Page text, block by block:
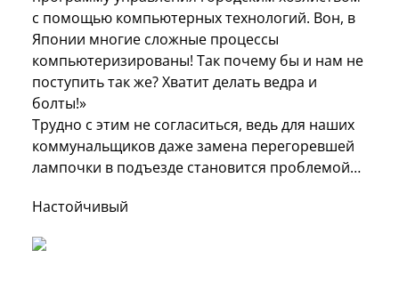
с помощью компьютерных технологий. Вон, в
Японии многие сложные процессы
компьютеризированы! Так почему бы и нам не
поступить так же? Хватит делать ведра и
болты!»
Трудно с этим не согласиться, ведь для наших
коммунальщиков даже замена перегоревшей
лампочки в подъезде становится проблемой…
Настойчивый